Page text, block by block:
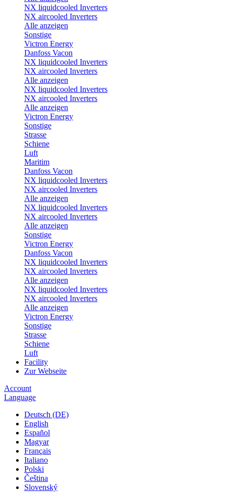
NX liquidcooled Inverters
NX aircooled Inverters
Alle anzeigen
Sonstige
Victron Energy
Danfoss Vacon
NX liquidcooled Inverters
NX aircooled Inverters
Alle anzeigen
NX liquidcooled Inverters
NX aircooled Inverters
Alle anzeigen
Victron Energy
Sonstige
Strasse
Schiene
Luft
Maritim
Danfoss Vacon
NX liquidcooled Inverters
NX aircooled Inverters
Alle anzeigen
NX liquidcooled Inverters
NX aircooled Inverters
Alle anzeigen
Sonstige
Victron Energy
Danfoss Vacon
NX liquidcooled Inverters
NX aircooled Inverters
Alle anzeigen
NX liquidcooled Inverters
NX aircooled Inverters
Alle anzeigen
Victron Energy
Sonstige
Strasse
Schiene
Luft
Facility
Zur Webseite
Account
Language
Deutsch (DE)
English
Español
Magyar
Français
Italiano
Polski
Čeština
Slovenský